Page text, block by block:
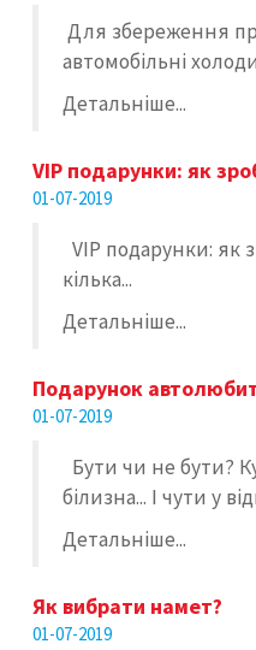
Для збереження
автомобільні
Детальніше...
VIP подарунки: як
01-07-2019
VIP подарунки: як
кілька...
Детальніше...
Подарунок
01-07-2019
Бути чи не бути?
білизна... І чути у
Детальніше...
Як вибрати намет?
01-07-2019